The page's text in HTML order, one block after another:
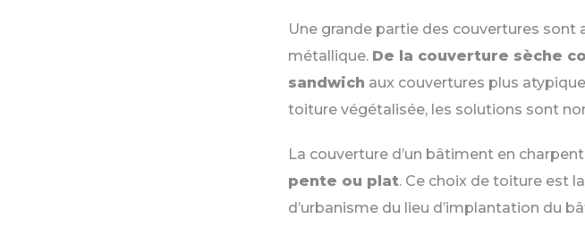
Une grande partie des couvertures
métallique. De la couverture sèche
sandwich aux couvertures plus
toiture végétalisée, les solutions sont
La couverture d’un bâtiment en
pente ou plat. Ce choix de toiture est
d’urbanisme du lieu d’implantation du